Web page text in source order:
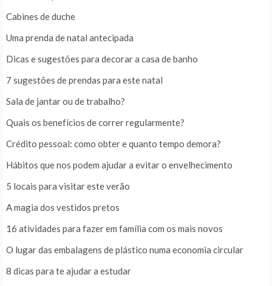
Cabines de duche
Uma prenda de natal antecipada
Dicas e sugestões para decorar a casa de banho
7 sugestões de prendas para este natal
Sala de jantar ou de trabalho?
Quais os benefícios de correr regularmente?
Crédito pessoal: como obter e quanto tempo demora?
Hábitos que nos podem ajudar a evitar o envelhecimento
5 locais para visitar este verão
A magia dos vestidos pretos
16 atividades para fazer em família com os mais novos
O lugar das embalagens de plástico numa economia circular
8 dicas para te ajudar a estudar